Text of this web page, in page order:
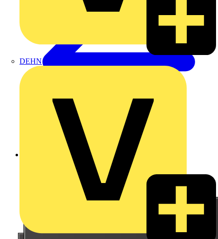
DEHN
Zurück zu Produkte